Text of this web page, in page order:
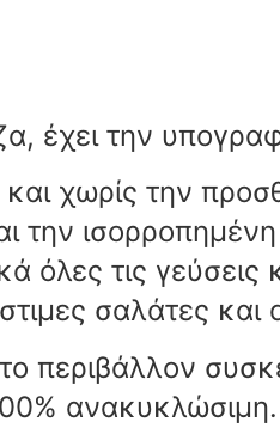
έχει την
χωρίς την
την
όλες τις
σαλάτες και
περιβάλλον
ανακυκλώσιμη.